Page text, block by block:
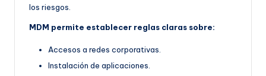
los riesgos.
MDM permite establecer reglas claras sobre:
Accesos a redes corporativas.
Instalación de aplicaciones.